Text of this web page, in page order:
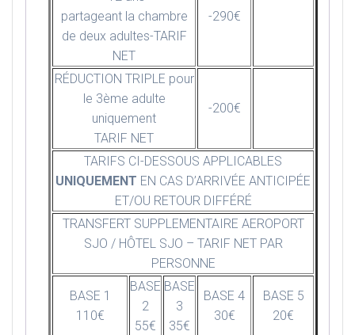
partageant la chambre
de deux adultes-TARIF
NET
-290€
RÉDUCTION TRIPLE pour
le 3ème adulte
uniquement
TARIF NET
-200€
TARIFS CI-DESSOUS APPLICABLES
UNIQUEMENT EN CAS D’ARRIVÉE ANTICIPÉE
ET/OU RETOUR DIFFÉRÉ
TRANSFERT SUPPLEMENTAIRE AEROPORT
SJO / HÔTEL SJO – TARIF NET PAR
PERSONNE
BASE 1
110€
BASE
2
55€
BASE
3
35€
BASE 4
30€
BASE 5
20€